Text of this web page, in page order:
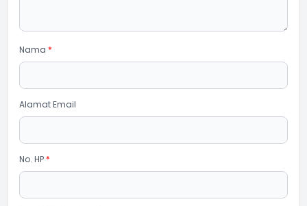
Nama *
Alamat Email
No. HP *